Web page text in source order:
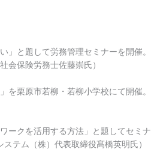
」と題して労務管理セミナーを開催。
会保険労務士佐藤崇氏）
を栗原市若柳・若柳小学校にて開催。
ークを活用する方法」と題してセミナ
テム（株）代表取締役髙橋英明氏）